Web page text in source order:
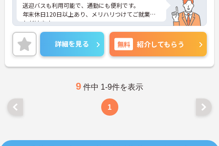
送迎バスも利用可能で、通勤にも便利です。
年末休日120日以上あり、メリハリつけてご就業い
ただけます。
ご興味のある方は是非お気軽にお問い合わせくださ
い。
詳細を見る 無料 紹介してもらう
9 件中 1-9件を表示
1